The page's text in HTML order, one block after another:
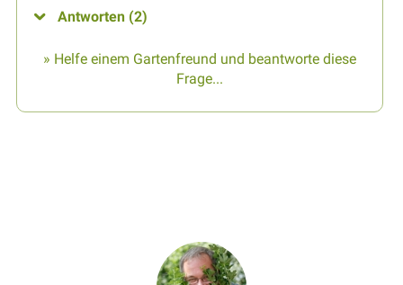
Antworten (2)
» Helfe einem Gartenfreund und beantworte diese
Frage...